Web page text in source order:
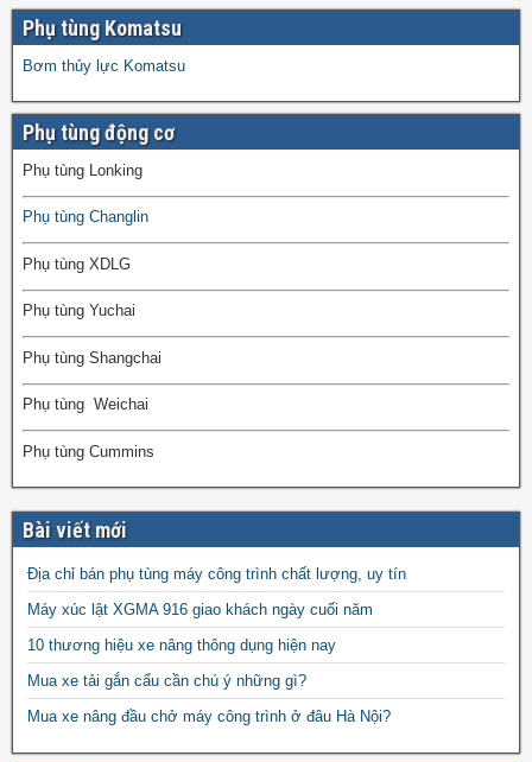
Phụ tùng Komatsu
Bơm thủy lực Komatsu
Phụ tùng động cơ
Phụ tùng Lonking
Phụ tùng Changlin
Phụ tùng XDLG
Phụ tùng Yuchai
Phụ tùng Shangchai
Phụ tùng Weichai
Phụ tùng Cummins
Bài viết mới
Địa chỉ bán phụ tùng máy công trình chất lượng, uy tín
Máy xúc lật XGMA 916 giao khách ngày cuối năm
10 thương hiệu xe nâng thông dụng hiện nay
Mua xe tải gắn cẩu cần chú ý những gì?
Mua xe nâng đầu chở máy công trình ở đâu Hà Nội?